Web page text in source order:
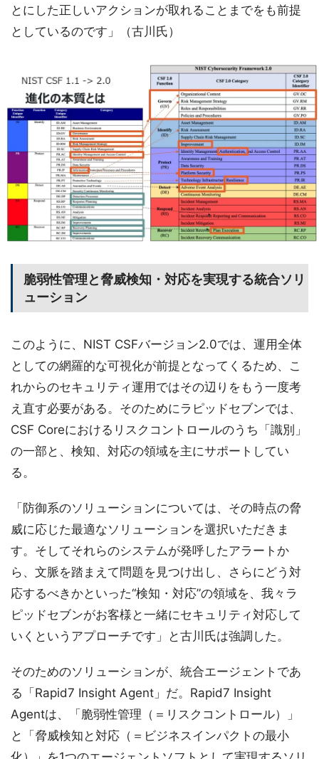
とにした正しいアクションが取れることまでをも前提
としているのです」（古川氏）
脆弱性管理と脅威検知・対応を実現する統合ソリ
ューション
このように、NIST CSFバージョン2.0では、運用全体
としての網羅的な可視化が前提となってくるため、こ
れからのセキュリティ運用ではその辺りをもう一度考
え直す必要がある。そのためにラピッドセブンでは、
CSF Coreにおけるリスクコントロールのうち「識別」
の一部と、検知、対応の領域を主にサポートしてい
る。
「防御系のソリューションについては、その時点の脅
威に応じた最適なソリューションを選択いただきま
す。そしてそれらのシステムが発呼したアラートか
ら、文脈を踏まえて問題を見つけ出し、さらにどう対
応するべきかといった“検知・対応”の領域を、我々ラ
ピッドセブンがお客様と一緒にセキュリティ対応して
いくというアプローチです」と古川氏は強調した。
そのためのソリューションが、統合エージェントであ
る「Rapid7 Insight Agent」だ。Rapid7 Insight
Agentは、「脆弱性管理（＝リスクコントロール）」
と「脅威検知と対応（＝ビジネスインパクトの最小